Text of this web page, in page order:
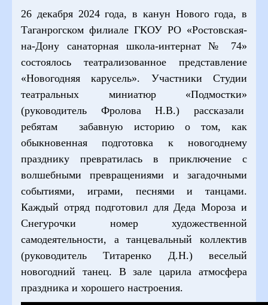
26 декабря 2024 года, в канун Нового года, в
Таганрогском филиале ГКОУ РО «Ростовская-
на-Дону санаторная школа-интернат № 74»
состоялось театрализованное представление
«Новогодняя карусель». Участники Студии
театральных миниатюр «Подмостки»
(руководитель Фролова Н.В.) рассказали
ребятам забавную историю о том, как
обыкновенная подготовка к новогоднему
празднику превратилась в приключение с
волшебными превращениями и загадочными
событиями, играми, песнями и танцами.
Каждый отряд подготовил для Деда Мороза и
Снегурочки номер художественной
самодеятельности, а танцевальный коллектив
(руководитель Титаренко Д.Н.) веселый
новогодний танец. В зале царила атмосфера
праздника и хорошего настроения.